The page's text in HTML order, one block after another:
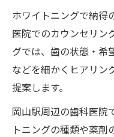
ホワイトニングで納得
医院でのカウンセリン
グでは、歯の状態・希
などを細かくヒアリン
提案します。
岡山駅周辺の歯科医院
トニングの種類や薬剤